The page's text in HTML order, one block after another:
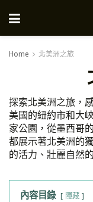
Home 北美洲之旅
探索北美洲之旅，
美國的紐約市和大
家公園，從墨西哥
都展示著北美洲的
的活力、壯麗自然
內容目錄 隱藏